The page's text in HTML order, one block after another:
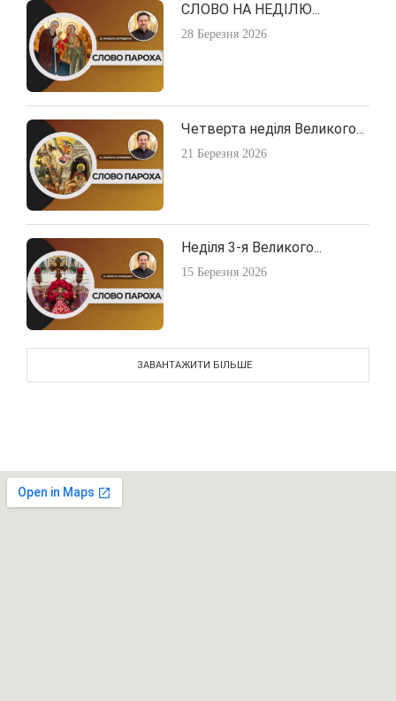
СЛОВО НА НЕДІЛЮ...
28 Березня 2026
Четверта неділя Великого...
21 Березня 2026
Неділя 3-я Великого...
15 Березня 2026
ЗАВАНТАЖИТИ БІЛЬШЕ